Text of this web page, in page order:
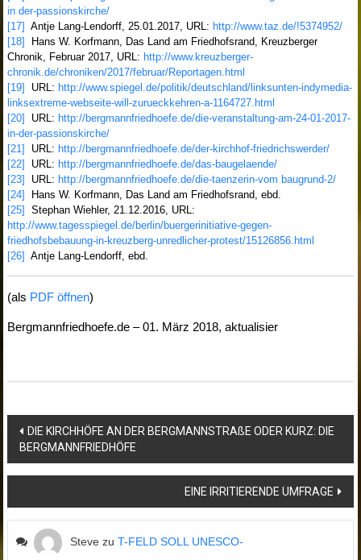
in der-passionskirche/
[17] Antje Lang-Lendorff, 25.01.2017, URL: http://www.taz.de/!5374952/
[18]
Hans W. Korfmann, Das Land am Friedhofsrand, Kreuzberger
Chronik, Februar 2017, URL: http://www.kreuzberger-
chronik.de/chroniken/2017/februar/Reportagen.html
[19]
URL: http://www.spiegel.de/politik/deutschland/linksunten-indymedia-
linksextreme-webseite-will-zurueckkehren-a-1164727.html
[20]
URL: http://bergmannfriedhoefe.de/die-veranstaltung-am-24-01-2017-
in-der-passionskirche/
[21]
URL: http://bergmannfriedhoefe.de/der-kirchhof-friedrichswerder/
[22]
URL: http://bergmannfriedhoefe.de/das-baugelaende/
[23]
URL: http://bergmannfriedhoefe.de/die-taenzerin-vom baugrund-2/
[24]
Hans W. Korfmann, Das Land am Friedhofsrand, ebd.
[25]
Stephan Wiehler, 21.12.2016, URL:
http://www.tagesspiegel.de/berlin/buergerinitiative-gegen-
friedhofsbebauung-in-kreuzberg-unredlicher-protest/15126856.html
[26] Antje Lang-Lendorff, ebd.
(als PDF öffnen)
Bergmannfriedhoefe.de – 01. März 2018, aktualisier
Beitragsnavigation
DIE KIRCHHÖFE AN DER BERGMANNSTRAßE ODER KURZ: DIE
BERGMANNFRIEDHÖFE
EINE IRRITIERENDE UMFRAGE
Steve zuT-FELD SOLL UNESCO-